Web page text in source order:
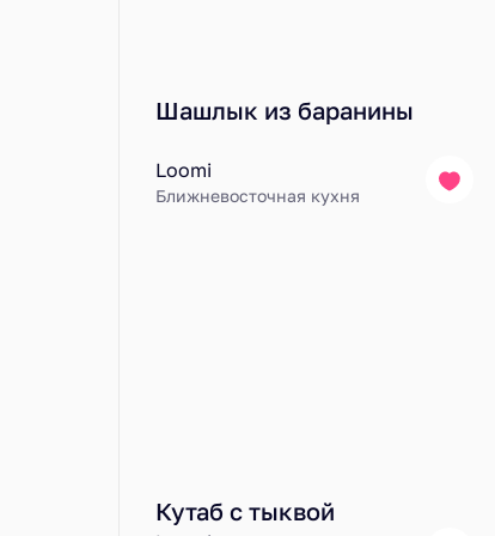
Шашлык из баранины
Loomi
Ближневосточная кухня
Кутаб с тыквой